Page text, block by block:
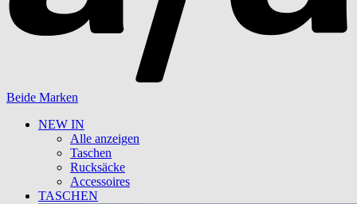
Beide Marken
NEW IN
Alle anzeigen
Taschen
Rucksäcke
Accessoires
TASCHEN